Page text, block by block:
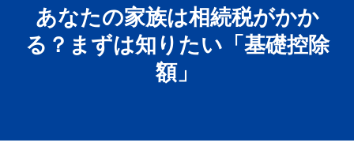
あなたの家族は相続税がかか
る？まずは知りたい「基礎控除
額」